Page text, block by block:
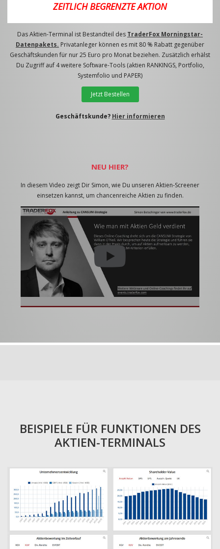
ZEITLICH BEGRENZTE AKTION
Das Aktien-Terminal ist Bestandteil des TraderFox Morningstar-
Datenpakets. Privatanleger können es mit 80 % Rabatt gegenüber
Geschäftskunden für nur 25 Euro pro Monat beziehen. Zusätzlich erhälst
Du Zugriff auf 4 weitere Software-Tools (aktien RANKINGS, Portfolio,
Systemfolio und PAPER)
Jetzt Bestellen
Geschäftskunde? Hier informieren
NEU HIER?
In diesem Video zeigt Dir Simon, wie Du unseren Aktien-Screener
einsetzen kannst, um chancenreiche Aktien zu finden.
BEISPIELE FÜR FUNKTIONEN DES
AKTIEN-TERMINALS